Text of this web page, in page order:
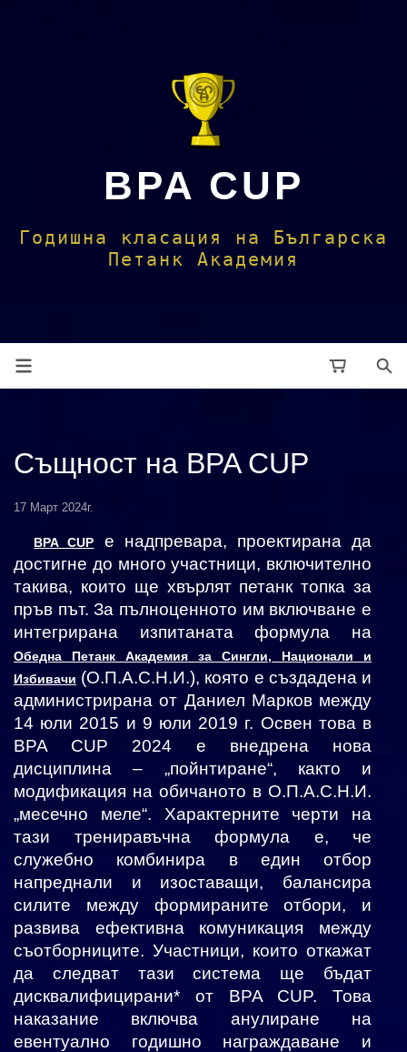
BPA CUP
Годишна класация на Българска
Петанк Академия
Същност на BPA CUP
17 Март 2024г.
BPA CUP
е надпревара, проектирана да
достигне до много участници, включително
такива, които ще хвърлят петанк топка за
пръв път. За пълноценното им включване е
интегрирана изпитаната формула на
Обедна Петанк Академия за Сингли, Национали и
Избивачи (О.П.А.С.Н.И.), която е създадена и
администрирана от Даниел Марков между
14 юли 2015 и 9 юли 2019 г. Освен това в
BPA CUP 2024 е внедрена нова
дисциплина – „пойнтиране“, както и
модификация на обичаното в О.П.А.С.Н.И.
„месечно меле“. Характерните черти на
тази трениравъчна формула е, че
служебно комбинира в един отбор
напреднали и изоставащи, балансира
силите между формираните отбори, и
развива ефективна комуникация между
съотборниците. Участници, които откажат
да следват тази система ще бъдат
дисквалифицирани* от BPA CUP. Това
наказание включва анулиране на
евентуално годишно награждаване и